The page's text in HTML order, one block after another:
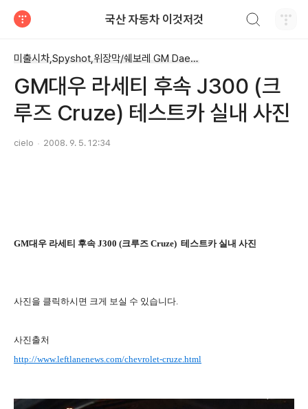
국산 자동차 이것저것
미출시차,Spyshot,위장막/쉐보레 GM Daewoo
GM대우 라세티 후속 J300 (크
루즈 Cruze) 테스트카 실내 사진
cielo 2008. 9. 5. 12:34
GM대우 라세티 후속 J300 (크루즈 Cruze) 테스트카 실내 사진
사진을 클릭하시면 크게 보실 수 있습니다.
사진출처
http://www.leftlanenews.com/chevrolet-cruze.html